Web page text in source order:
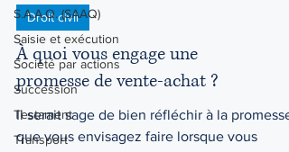
S.A.A.Q. (SAAQ)
Saisie et exécution
Société par actions
Succession
Testament
Transport
Droit civil
À quoi vous engage une
promesse de vente-achat ?
Il serait sage de bien réfléchir à la promesse